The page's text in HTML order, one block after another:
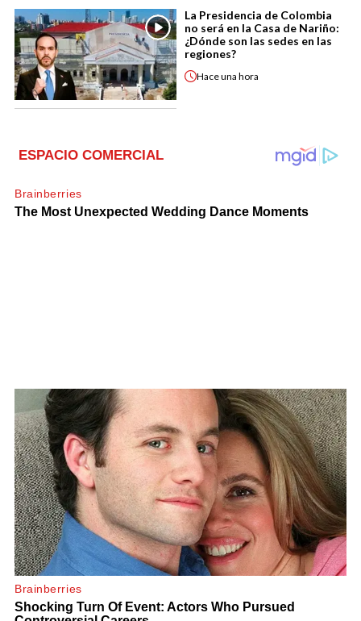
La Presidencia de Colombia
no será en la Casa de Nariño:
¿Dónde son las sedes en las
regiones?
Haceuna hora